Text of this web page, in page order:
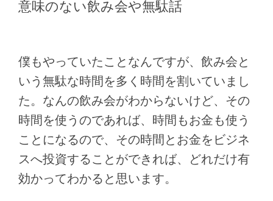
意味のない飲み会や無駄話
僕もやっていたことなんですが、飲み会と
いう無駄な時間を多く時間を割いていまし
た。なんの飲み会がわからないけど、その
時間を使うのであれば、時間もお金も使う
ことになるので、その時間とお金をビジネ
スへ投資することができれば、どれだけ有
効かってわかると思います。